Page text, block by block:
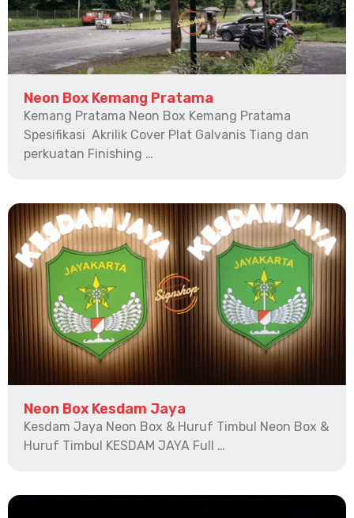
Neon Box Kemang Pratama
Kemang Pratama Neon Box Kemang Pratama
Spesifikasi Akrilik Cover Plat Galvanis Tiang dan
perkuatan Finishing …
Neon Box Kesdam Jaya
Kesdam Jaya Neon Box & Huruf Timbul Neon Box &
Huruf Timbul KESDAM JAYA Full …